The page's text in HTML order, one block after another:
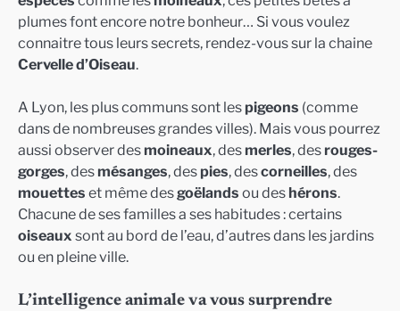
plumes font encore notre bonheur… Si vous voulez
connaitre tous leurs secrets, rendez-vous sur la chaine
Cervelle d’Oiseau.
A Lyon, les plus communs sont les pigeons (comme
dans de nombreuses grandes villes). Mais vous pourrez
aussi observer des moineaux, des merles, des rouges-
gorges, des mésanges, des pies, descorneilles, des
mouettes et même desgoëlands ou des hérons.
Chacune de ses familles a ses habitudes : certains
oiseaux sont au bord de l’eau, d’autres dans les jardins
ou en pleine ville.
L’intelligence animale va vous surprendre